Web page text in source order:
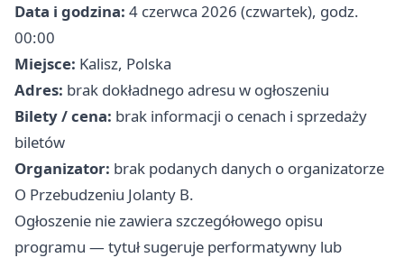
Data i godzina: 4 czerwca 2026 (czwartek), godz.
00:00
Miejsce: Kalisz, Polska
Adres: brak dokładnego adresu w ogłoszeniu
Bilety / cena: brak informacji o cenach i sprzedaży
biletów
Organizator: brak podanych danych o organizatorze
O Przebudzeniu Jolanty B.
Ogłoszenie nie zawiera szczegółowego opisu
programu — tytuł sugeruje performatywny lub